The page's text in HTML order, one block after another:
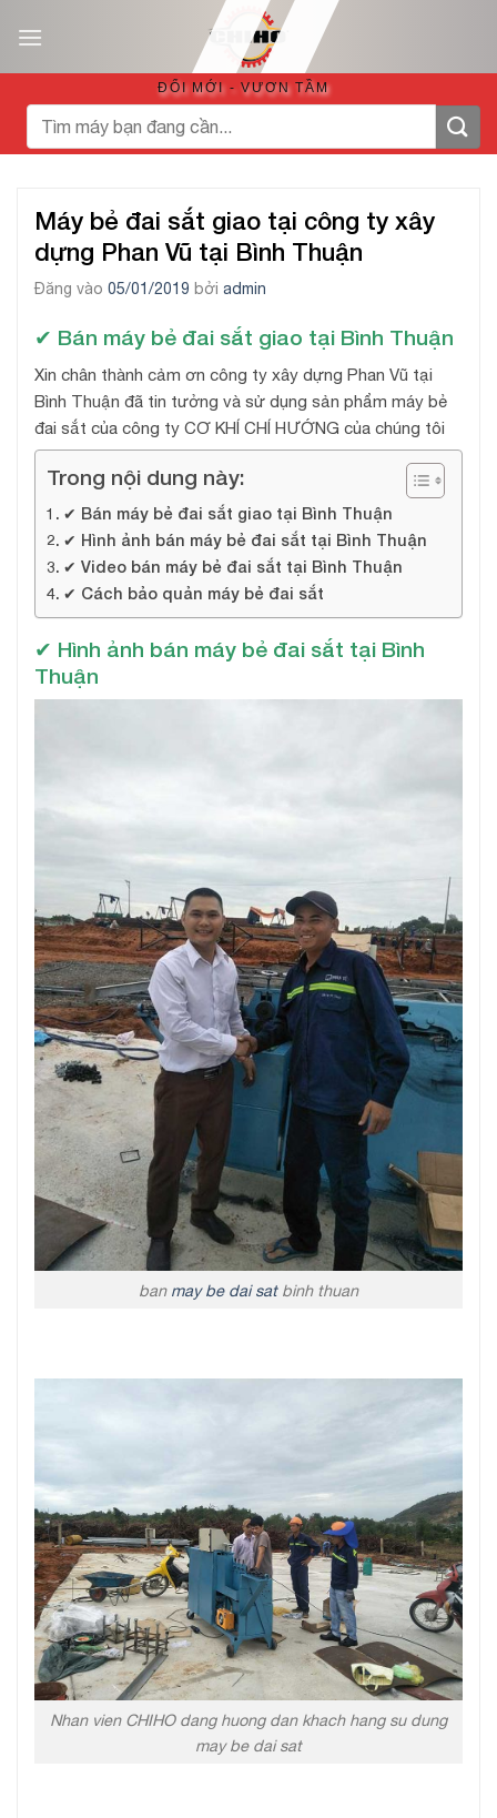
qua
ĐỔI MỚI - VƯƠN TẦM
Tìm
kiếm:
Máy bẻ đai sắt giao tại công ty xây
dựng Phan Vũ tại Bình Thuận
Đăng vào 05/01/2019 bởi admin
✔ Bán máy bẻ đai sắt giao tại Bình Thuận
Xin chân thành cảm ơn công ty xây dựng Phan Vũ tại
Bình Thuận đã tin tưởng và sử dụng sản phẩm máy bẻ
đai sắt của công ty CƠ KHÍ CHÍ HƯỚNG của chúng tôi
Trong nội dung này:
✔ Bán máy bẻ đai sắt giao tại Bình Thuận
✔ Hình ảnh bán máy bẻ đai sắt tại Bình Thuận
✔ Video bán máy bẻ đai sắt tại Bình Thuận
✔ Cách bảo quản máy bẻ đai sắt
✔ Hình ảnh bán máy bẻ đai sắt tại Bình
Thuận
ban may be dai satbinh thuan
Nhan vien CHIHO dang huong dan khach hang su dung
may be dai sat